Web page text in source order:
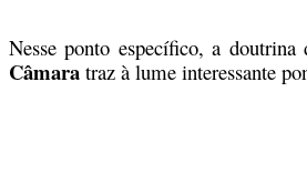
Nesse ponto específico, a doutrina
Câmara traz à lume interessante